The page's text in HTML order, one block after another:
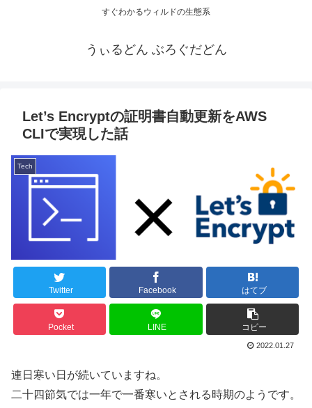
すぐわかるウィルドの生態系
うぃるどん ぶろぐだどん
Let’s Encryptの証明書自動更新をAWS
CLIで実現した話
Tech
Twitter Facebook はてブ
Pocket LINE コピー
2022.01.27
連日寒い日が続いていますね。
二十四節気では一年で一番寒いとされる時期のようです。